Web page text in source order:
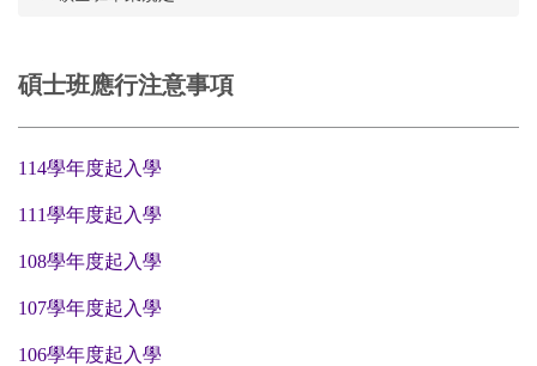
碩士班應行注意事項
114學年度起入學
111學年度起入學
108學年度起入學
107學年度起入學
106學年度起入學